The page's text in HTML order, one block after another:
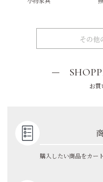
その他
お買
購入したい商品をカー